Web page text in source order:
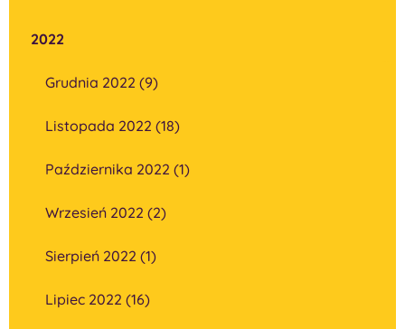
2022
Grudnia 2022 (9)
Listopada 2022 (18)
Października 2022 (1)
Wrzesień 2022 (2)
Sierpień 2022 (1)
Lipiec 2022 (16)